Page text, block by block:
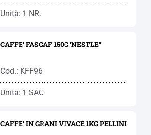
Unità: 1 NR.
CAFFE' FASCAF 150G 'NESTLE''
Cod.: KFF96
Unità: 1 SAC
CAFFE' IN GRANI VIVACE 1KG PELLINI